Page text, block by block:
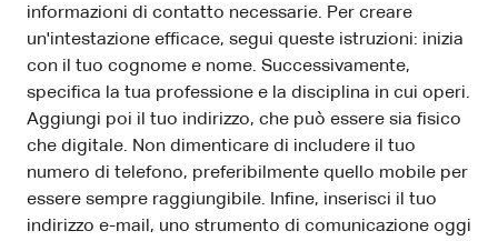
informazioni di contatto necessarie. Per creare
un'intestazione efficace, segui queste istruzioni: inizia
con il tuo cognome e nome. Successivamente,
specifica la tua professione e la disciplina in cui operi.
Aggiungi poi il tuo indirizzo, che può essere sia fisico
che digitale. Non dimenticare di includere il tuo
numero di telefono, preferibilmente quello mobile per
essere sempre raggiungibile. Infine, inserisci il tuo
indirizzo e-mail, uno strumento di comunicazione oggi